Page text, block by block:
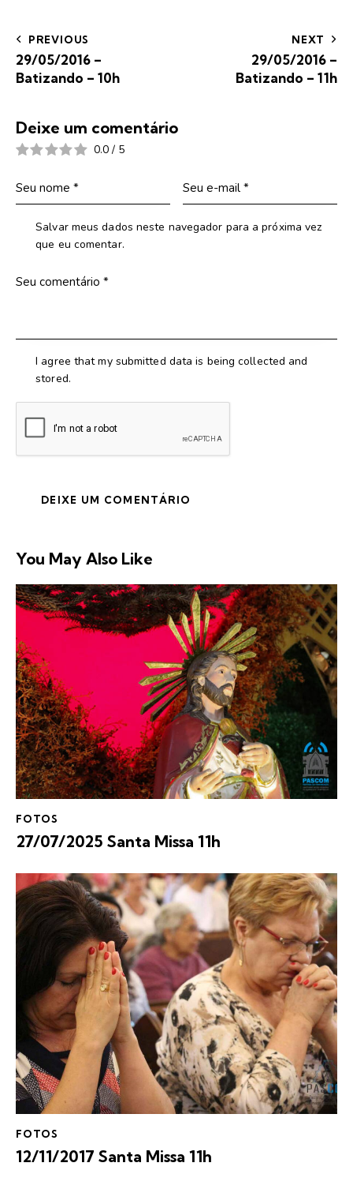
PREVIOUS
29/05/2016 –
Batizando – 10h
NEXT
29/05/2016 –
Batizando – 11h
Deixe um comentário
0.0 / 5
Salvar meus dados neste navegador para a próxima vez
que eu comentar.
I agree that my submitted data is being collected and
stored.
You May Also Like
FOTOS
27/07/2025 Santa Missa 11h
FOTOS
12/11/2017 Santa Missa 11h